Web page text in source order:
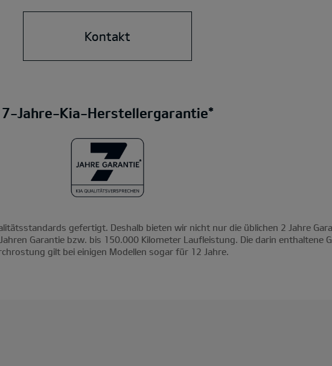
Kontakt
7-Jahre-Kia-Herstellergarantie*
gefertigt. Deshalb bieten wir nicht nur die üblichen 2 Jahre
Garantie bzw. bis 150.000 Kilometer Laufleistung. Die darin enthaltene
gilt bei einigen Modellen sogar für 12 Jahre.